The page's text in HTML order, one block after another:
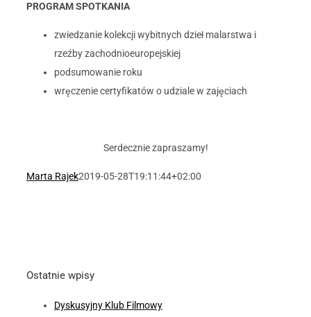
PROGRAM SPOTKANIA
zwiedzanie kolekcji wybitnych dzieł malarstwa i
rzeźby zachodnioeuropejskiej
podsumowanie roku
wręczenie certyfikatów o udziale w zajęciach
Serdecznie zapraszamy!
Marta Rajek2019-05-28T19:11:44+02:00
Ostatnie wpisy
Dyskusyjny Klub Filmowy